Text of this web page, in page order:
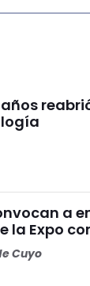
años
a
la Expo
Cuyo